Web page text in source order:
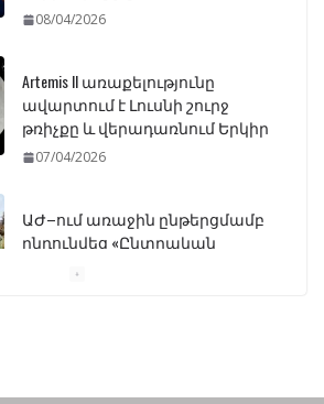
08/04/2026
Artemis II առաքելությունը
ավարտում է Լուսնի շուրջ
թռիչքը և վերադառնում Երկիր
07/04/2026
ԱԺ–ում առաջին ընթերցմամբ
ընդունվեց «Ընտրական
կբողոքարկի Գարեգին